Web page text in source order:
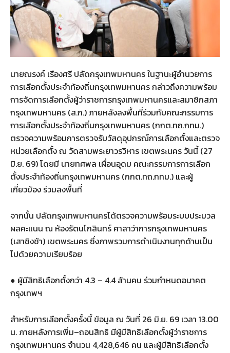
นายณรงค์ เรืองศรี ปลัดกรุงเทพมหานคร ในฐานะผู้อำนวยการ
การเลือกตั้งประจำท้องถิ่นกรุงเทพมหานคร กล่าวถึงความพร้อม
การจัดการเลือกตั้งผู้ว่าราชการกรุงเทพมหานครและสมาชิกสภา
กรุงเทพมหานคร (ส.ก.) ภายหลังลงพื้นที่ร่วมกับคณะกรรมการ
การเลือกตั้งประจำท้องถิ่นกรุงเทพมหานคร (กกต.ทถ.กทม.)
ตรวจความพร้อมการตรวจรับวัสดุอุปกรณ์การเลือกตั้งและตรวจ
หน่วยเลือกตั้ง ณ วัดสามพระยาวรวิหาร เขตพระนคร วันนี้ (27
มิ.ย. 69) โดยมี นายทศพล เผื่อนอุดม คณะกรรมการการเลือก
ตั้งประจำท้องถิ่นกรุงเทพมหานคร (กกต.ทถ.กทม.) และผู้
เกี่ยวข้อง ร่วมลงพื้นที่
จากนั้น ปลัดกรุงเทพมหานครได้ตรวจความพร้อมระบบประมวล
ผลคะแนน ณ ห้องรัตนโกสินทร์ ศาลาว่าการกรุงเทพมหานคร
(เสาชิงช้า) เขตพระนคร ซึ่งภาพรวมการดำเนินงานทุกด้านเป็น
ไปด้วยความเรียบร้อย
● ผู้มีสิทธิเลือกตั้งกว่า 4.3 – 4.4 ล้านคน ร่วมกำหนดอนาคต
กรุงเทพฯ
สำหรับการเลือกตั้งครั้งนี้ ข้อมูล ณ วันที่ 26 มิ.ย. 69 เวลา 13.00
น. ภายหลังการเพิ่ม–ถอนสิทธิ มีผู้มีสิทธิเลือกตั้งผู้ว่าราชการ
กรุงเทพมหานคร จำนวน 4,428,646 คน และผู้มีสิทธิเลือกตั้ง